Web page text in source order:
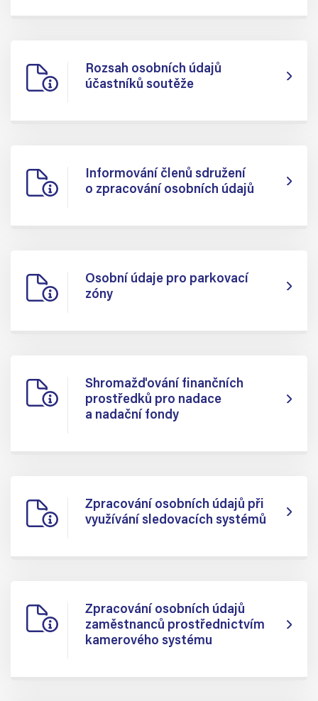
Rozsah osobních údajů
účastníků soutěže
Informování členů sdružení
o zpracování osobních údajů
Osobní údaje pro parkovací
zóny
Shromažďování finančních
prostředků pro nadace
a nadační fondy
Zpracování osobních údajů při
využívání sledovacích systémů
Zpracování osobních údajů
zaměstnanců prostřednictvím
kamerového systému